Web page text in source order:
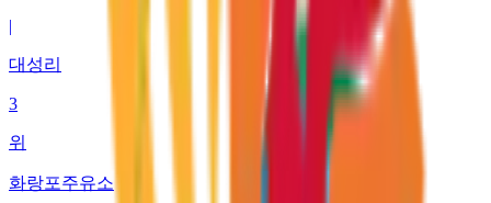
|
대성리
3
위
화랑포주유소